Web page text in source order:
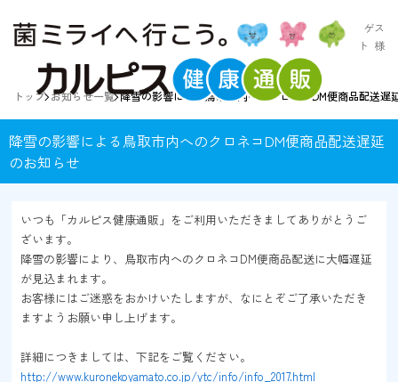
ゲス
ト 様
トップ お知らせ一覧 降雪の影響による鳥取市内へのクロネコDM便商品配送遅
降雪の影響による鳥取市内へのクロネコDM便商品配送遅延
のお知らせ
いつも「カルピス健康通販」をご利用いただきましてありがとうご
ざいます。
降雪の影響により、鳥取市内へのクロネコDM便商品配送に大幅遅延
が見込まれます。
お客様にはご迷惑をおかけいたしますが、なにとぞご了承いただき
ますようお願い申し上げます。
詳細につきましては、下記をご覧ください。
http://www.kuronekoyamato.co.jp/ytc/info/info_2017.html